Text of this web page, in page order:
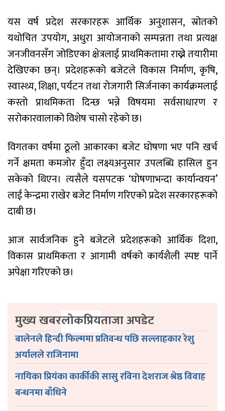
यस वर्ष प्रदेश सरकारहरू आर्थिक अनुशासन, स्रोतको
यथोचित उपयोग, अधुरा आयोजनाको सम्पन्नता तथा प्रत्यक्ष
जनजीवनसँग जोडिएका क्षेत्रलाई प्राथमिकतामा राख्ने तयारीमा
देखिएका छन्। प्रदेशहरूको बजेटले विकास निर्माण, कृषि,
स्वास्थ्य, शिक्षा, पर्यटन तथा रोजगारी सिर्जनाका कार्यक्रमलाई
कस्तो प्राथमिकता दिन्छ भन्ने विषयमा सर्वसाधारण र
सरोकारवालाको विशेष चासो रहेको छ।
विगतका वर्षमा ठूलो आकारका बजेट घोषणा भए पनि खर्च
गर्ने क्षमता कमजोर हुँदा लक्ष्यअनुसार उपलब्धि हासिल हुन
सकेको थिएन। त्यसैले यसपटक ‘घोषणाभन्दा कार्यान्वयन’
लाई केन्द्रमा राखेर बजेट निर्माण गरिएको प्रदेश सरकारहरूको
दाबी छ।
आज सार्वजनिक हुने बजेटले प्रदेशहरूको आर्थिक दिशा,
विकास प्राथमिकता र आगामी वर्षको कार्यशैली स्पष्ट पार्ने
अपेक्षा गरिएको छ।
मुख्य खबरलोकप्रियताजा अपडेट
बालेनले हिन्दी फिल्ममा प्रतिवन्ध पछि सल्लाहकार रेशु
अर्यालले राजिनामा
नायिका प्रियंका कार्कीकी सासु रविना देशराज श्रेष्ठ विवाह
बन्धनमा बाँधिने